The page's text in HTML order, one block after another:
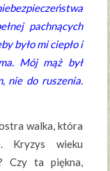
pachnących
było mi ciepło i
Mój mąż był
nie do ruszenia.
walka, która
Kryzys wieku
Czy ta piękna,